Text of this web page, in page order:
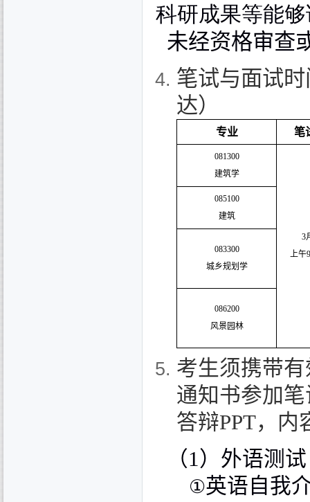
科研成果等能
未经资格审查
笔试与面试
达）
专业 笔
081300
建筑学
3
上午
085100
建筑
083300
城乡规划学
086200
风景园林
考生须携带
通知书参加
答辩PPT，内
（1）外语测
①英语自我